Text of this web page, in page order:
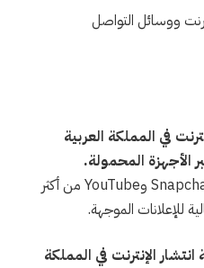
ووسائل التواصل
في المملكة العربية
الأجهزة المحمولة.
تُعتبر منصات مثل Instagram وSnapchat وYouTube من أكثر
للإعلانات الموجهة.
تبلغ نسبة انتشار الإنترنت في المملكة